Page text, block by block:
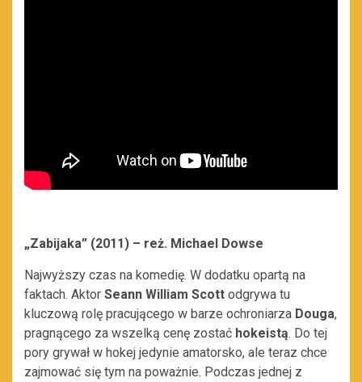
„Zabijaka” (2011) – reż. Michael Dowse
Najwyższy czas na komedię. W dodatku opartą na
faktach. Aktor Seann William Scott odgrywa tu
kluczową rolę pracującego w barze ochroniarza Douga,
pragnącego za wszelką cenę zostać hokeistą. Do tej
pory grywał w hokej jedynie amatorsko, ale teraz chce
zajmować się tym na poważnie. Podczas jednej z